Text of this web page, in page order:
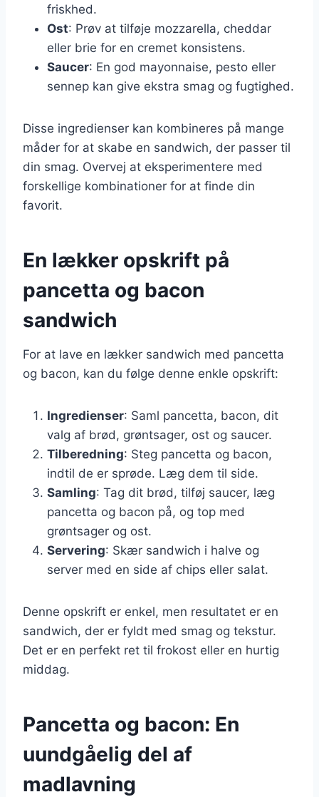
friskhed.
Ost: Prøv at tilføje mozzarella, cheddar
eller brie for en cremet konsistens.
Saucer: En god mayonnaise, pesto eller
sennep kan give ekstra smag og fugtighed.
Disse ingredienser kan kombineres på mange
måder for at skabe en sandwich, der passer til
din smag. Overvej at eksperimentere med
forskellige kombinationer for at finde din
favorit.
En lækker opskrift på
pancetta og bacon
sandwich
For at lave en lækker sandwich med pancetta
og bacon, kan du følge denne enkle opskrift:
Ingredienser: Saml pancetta, bacon, dit
valg af brød, grøntsager, ost og saucer.
Tilberedning: Steg pancetta og bacon,
indtil de er sprøde. Læg dem til side.
Samling: Tag dit brød, tilføj saucer, læg
pancetta og bacon på, og top med
grøntsager og ost.
Servering: Skær sandwich i halve og
server med en side af chips eller salat.
Denne opskrift er enkel, men resultatet er en
sandwich, der er fyldt med smag og tekstur.
Det er en perfekt ret til frokost eller en hurtig
middag.
Pancetta og bacon: En
uundgåelig del af
madlavning